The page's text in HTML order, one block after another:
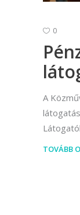
0
A
TOVÁBB